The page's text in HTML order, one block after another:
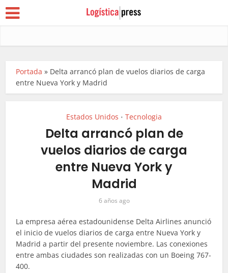
Portada » Delta arrancó plan de vuelos diarios de carga
entre Nueva York y Madrid
Estados Unidos • Tecnologia
Delta arrancó plan de
vuelos diarios de carga
entre Nueva York y
Madrid
6 años ago
La empresa aérea estadounidense Delta Airlines anunció
el inicio de vuelos diarios de carga entre Nueva York y
Madrid a partir del presente noviembre. Las conexiones
entre ambas ciudades son realizadas con un Boeing 767-
400.